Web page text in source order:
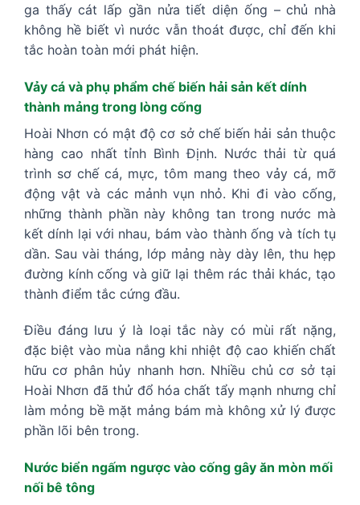
ga thấy cát lấp gần nửa tiết diện ống – chủ nhà
không hề biết vì nước vẫn thoát được, chỉ đến khi
tắc hoàn toàn mới phát hiện.
Vảy cá và phụ phẩm chế biến hải sản kết dính
thành mảng trong lòng cống
Hoài Nhơn có mật độ cơ sở chế biến hải sản thuộc
hàng cao nhất tỉnh Bình Định. Nước thải từ quá
trình sơ chế cá, mực, tôm mang theo vảy cá, mỡ
động vật và các mảnh vụn nhỏ. Khi đi vào cống,
những thành phần này không tan trong nước mà
kết dính lại với nhau, bám vào thành ống và tích tụ
dần. Sau vài tháng, lớp mảng này dày lên, thu hẹp
đường kính cống và giữ lại thêm rác thải khác, tạo
thành điểm tắc cứng đầu.
Điều đáng lưu ý là loại tắc này có mùi rất nặng,
đặc biệt vào mùa nắng khi nhiệt độ cao khiến chất
hữu cơ phân hủy nhanh hơn. Nhiều chủ cơ sở tại
Hoài Nhơn đã thử đổ hóa chất tẩy mạnh nhưng chỉ
làm mỏng bề mặt mảng bám mà không xử lý được
phần lõi bên trong.
Nước biển ngấm ngược vào cống gây ăn mòn mối
nối bê tông